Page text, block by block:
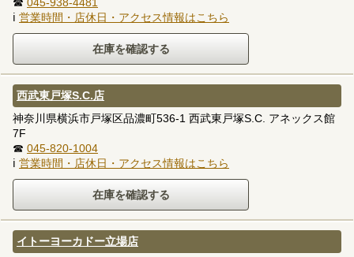
ℹ 営業時間・店休日・アクセス情報はこちら
西武東戸塚S.C.店
神奈川県横浜市戸塚区品濃町536-1 西武東戸塚S.C. アネックス館
7F
☎ 045-820-1004
ℹ 営業時間・店休日・アクセス情報はこちら
イトーヨーカドー立場店